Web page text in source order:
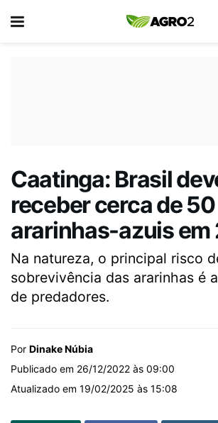
Caatinga: Brasil
receber cerca de 50
ararinhas-azuis em
Na natureza, o principal risco
sobrevivência das ararinhas é
de predadores.
Por Dinake Núbia
Publicado em 26/12/2022 às 09:00
Atualizado em 19/02/2025 às 15:08